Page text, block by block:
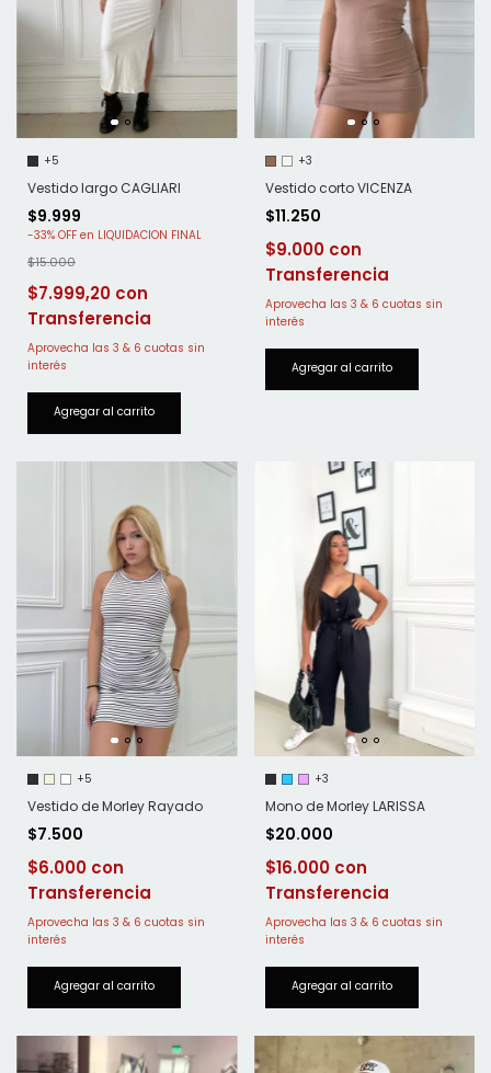
+5
Vestido largo CAGLIARI
$9.999
-33% OFF
$15.000
$7.999,20
+3
Vestido corto VICENZA
$11.250
$9.000
+5
Vestido de Morley Rayado
$7.500
$6.000
+3
Mono de Morley LARISSA
$20.000
$16.000